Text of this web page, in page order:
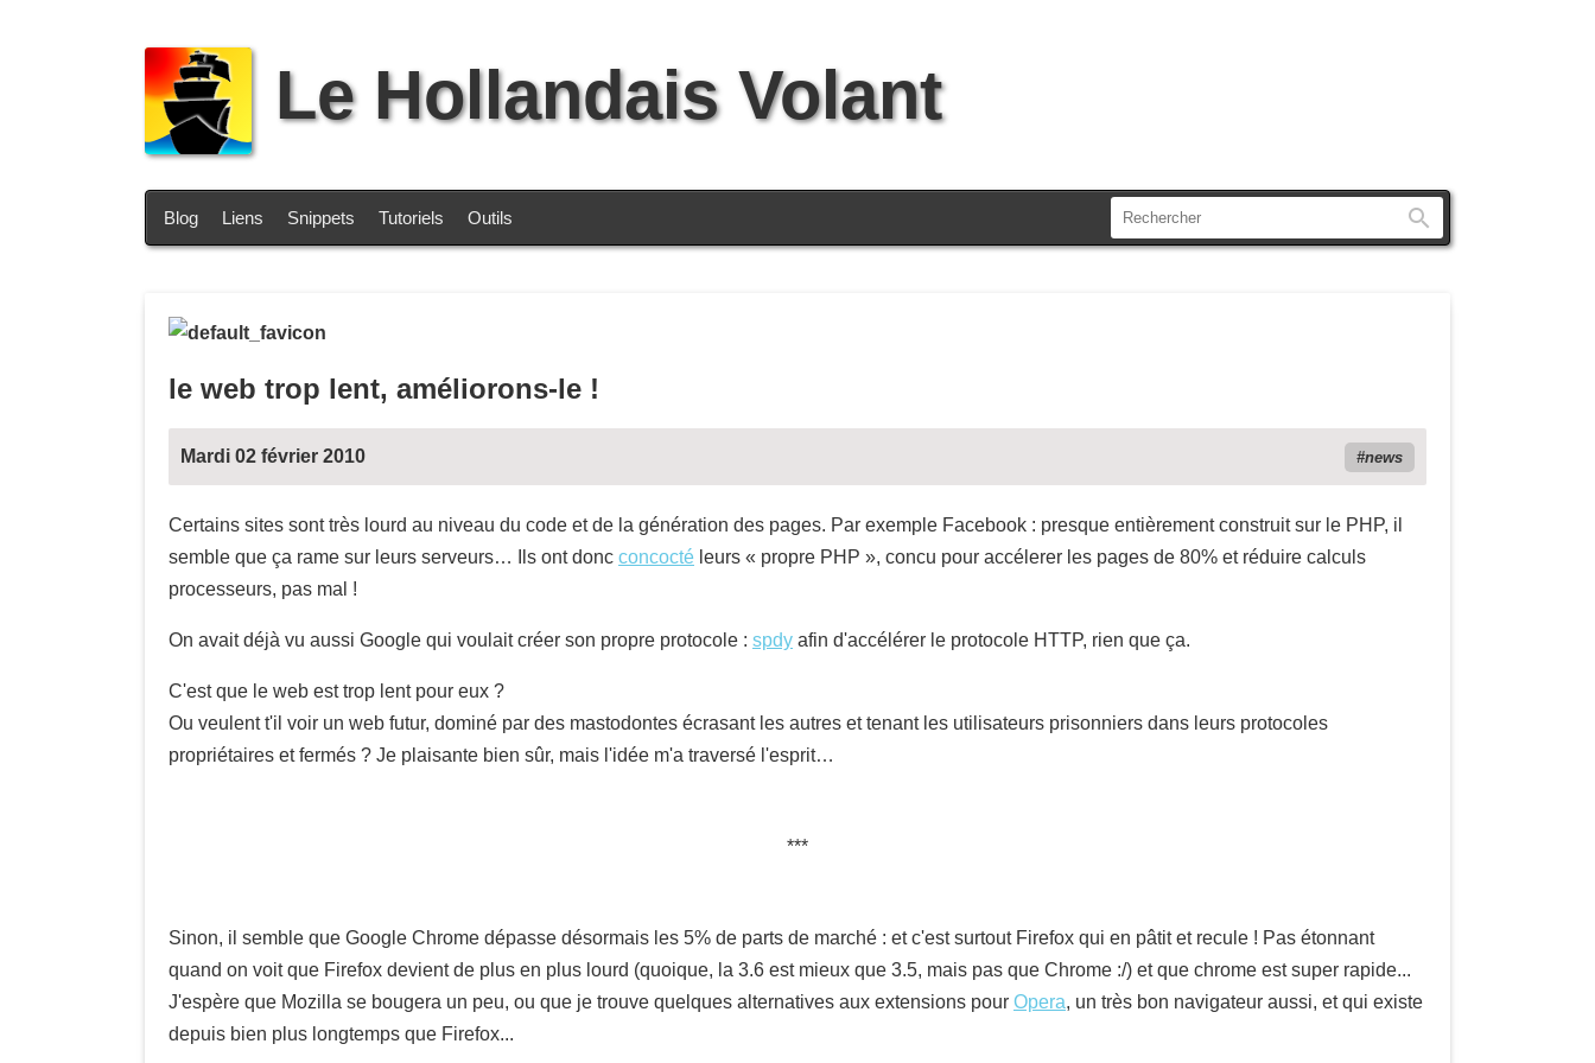
Le Hollandais Volant
Blog Liens Snippets Tutoriels Outils
le web trop lent, améliorons-le !
Mardi 02 février 2010 news
Certains sites sont très lourd au niveau du code et de la génération des pages. Par exemple Facebook : presque entièrement construit sur le PHP, il
semble que ça rame sur leurs serveurs… Ils ont donc concocté leurs « propre PHP », concu pour accélerer les pages de 80% et réduire calculs
processeurs, pas mal !
On avait déjà vu aussi Google qui voulait créer son propre protocole : spdy afin d'accélérer le protocole HTTP, rien que ça.
C'est que le web est trop lent pour eux ?
Ou veulent t'il voir un web futur, dominé par des mastodontes écrasant les autres et tenant les utilisateurs prisonniers dans leurs protocoles
propriétaires et fermés ? Je plaisante bien sûr, mais l'idée m'a traversé l'esprit…
Sinon, il semble que Google Chrome dépasse désormais les 5% de parts de marché : et c'est surtout Firefox qui en pâtit et recule ! Pas étonnant
quand on voit que Firefox devient de plus en plus lourd (quoique, la 3.6 est mieux que 3.5, mais pas que Chrome :/) et que chrome est super rapide...
J'espère que Mozilla se bougera un peu, ou que je trouve quelques alternatives aux extensions pour Opera, un très bon navigateur aussi, et qui existe
depuis bien plus longtemps que Firefox...